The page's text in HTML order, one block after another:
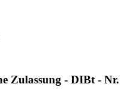
Zulassung - DIBt - Nr.